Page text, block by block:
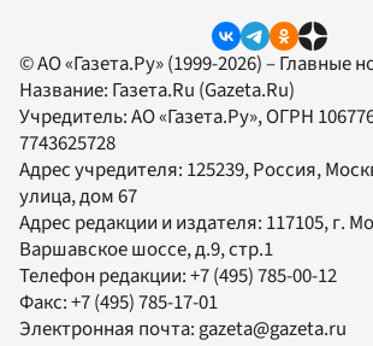
© АО «Газета.Ру» (1999-2026) – Главные
Название: Газета.Ru (Gazeta.Ru)
Учредитель:АО «Газета.Ру», ОГРН
7743625728
Адрес учредителя: 125239, Россия,
улица, дом 67
Адрес редакции и издателя: 117105, г.
Варшавское шоссе, д.9, стр.1
Телефон редакции:+7 (495) 785-00-12
Факс:+7 (495) 785-17-01
Электронная почта:gazeta@gazeta.ru